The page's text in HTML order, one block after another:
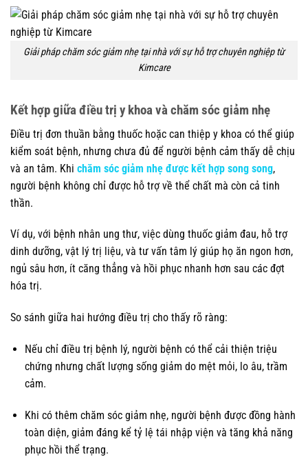
Giải pháp chăm sóc giảm nhẹ tại nhà với sự hỗ trợ chuyên nghiệp từ
Kimcare
Kết hợp giữa điều trị y khoa và chăm sóc giảm nhẹ
Điều trị đơn thuần bằng thuốc hoặc can thiệp y khoa có thể giúp
kiểm soát bệnh, nhưng chưa đủ để người bệnh cảm thấy dễ chịu
và an tâm. Khi chăm sóc giảm nhẹ được kết hợp song song,
người bệnh không chỉ được hỗ trợ về thể chất mà còn cả tinh
thần.
Ví dụ, với bệnh nhân ung thư, việc dùng thuốc giảm đau, hỗ trợ
dinh dưỡng, vật lý trị liệu, và tư vấn tâm lý giúp họ ăn ngon hơn,
ngủ sâu hơn, ít căng thẳng và hồi phục nhanh hơn sau các đợt
hóa trị.
So sánh giữa hai hướng điều trị cho thấy rõ ràng:
Nếu chỉ điều trị bệnh lý, người bệnh có thể cải thiện triệu
chứng nhưng chất lượng sống giảm do mệt mỏi, lo âu, trầm
cảm.
Khi có thêm chăm sóc giảm nhẹ, người bệnh được đồng hành
toàn diện, giảm đáng kể tỷ lệ tái nhập viện và tăng khả năng
phục hồi thể trạng.